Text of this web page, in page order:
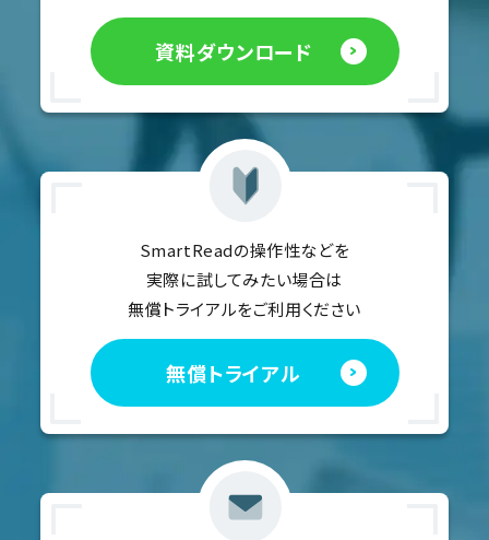
資料ダウンロード
SmartReadの操作性などを
実際に試してみたい場合は
無償トライアルをご利用ください
無償トライアル